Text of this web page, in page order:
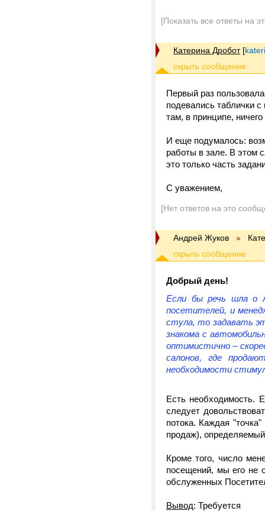
[Показать все ответы на
Катерина Дробот [
Первый раз
подевались таблички
там, в принципе,
И еще подумалось:
работы в зале. В этом
это только часть
С уважением,
[Нет ответов на это
Андрей Жуков »
Добрый день!
Если бы речь шла о
посетителей, и
стула, то задавать
знакома с
оптимистично –
салонов, где
необходимости
Есть необходимость.
следует
потока. Каждая
продаж),
Кроме того, число
посещений, мы его не
обслуженных
Вывод: Требуется